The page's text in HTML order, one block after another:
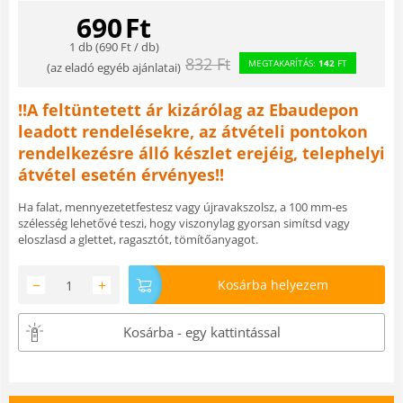
690Ft
1 db (690Ft/ db)
(az eladó egyéb ajánlatai) 832 Ft MEGTAKARÍTÁS: 142 FT
!!A feltüntetett ár kizárólag az Ebaudepon
leadott rendelésekre, az átvételi pontokon
rendelkezésre álló készlet erejéig, telephelyi
átvétel esetén érvényes!!
Ha falat, mennyezetetfestesz vagy újravakszolsz, a 100 mm-es
szélesség lehetővé teszi, hogy viszonylag gyorsan simítsd vagy
eloszlasd a glettet, ragasztót, tömítőanyagot.
+
− Kosárba helyezem
Kosárba - egy kattintással